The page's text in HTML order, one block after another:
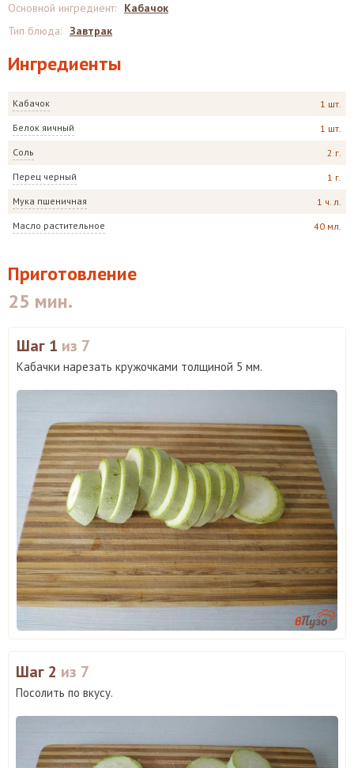
Ингредиенты
Кабачок 1 шт.
Белок яичный 1 шт.
Соль 2 г.
Перец черный 1 г.
Мука пшеничная 1 ч. л.
Масло растительное 40 мл.
Основной ингредиент:
Кабачок
Тип блюда: Завтрак
Приготовление
25 мин.
Шаг 1 из 7
Кабачки нарезать кружочками толщиной 5 мм.
Шаг 2 из 7
Посолить по вкусу.